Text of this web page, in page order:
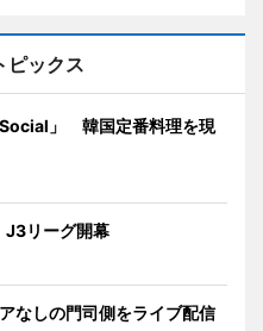
ピックス
」 韓国定番料理を現
リーグ開幕
なしの門司側をライブ配信